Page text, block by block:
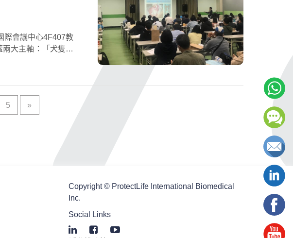
際會議中心4F407教
大主軸：「犬隻糖
5 »
Copyright © ProtectLife International Biomedical
Inc.
Social Links